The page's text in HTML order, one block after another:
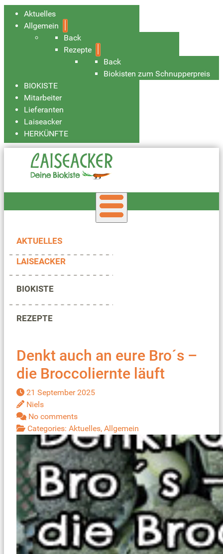
Aktuelles
Allgemein
Back
Rezepte
Back
Biokisten zum Schnupperpreis
BIOKISTE
Mitarbeiter
Lieferanten
Laiseacker
HERKÜNFTE
AKTUELLES
LAISEACKER
BIOKISTE
REZEPTE
Denkt auch an eure Bro´s –
die Broccoliernte läuft
21 September 2025
Niels
No comments
Categories: Aktuelles, Allgemein